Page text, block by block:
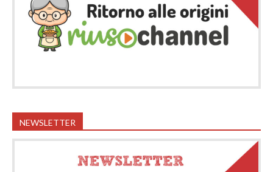
NEWSLETTER